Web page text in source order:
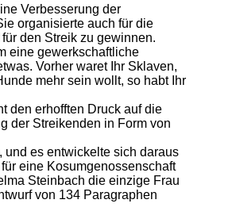
Verbesserung der
organisierte auch für die
den Streik zu gewinnen.
eine gewerkschaftliche
Vorher waret Ihr Sklaven,
mehr sein wollt, so habt Ihr
den erhofften Druck auf die
der Streikenden in Form von
es entwickelte sich daraus
eine Kosumgenossenschaft
Steinbach die einzige Frau
von 134 Paragraphen